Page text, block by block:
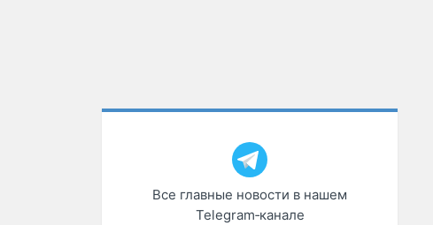
Все главные новости в нашем
Telegram‑канале